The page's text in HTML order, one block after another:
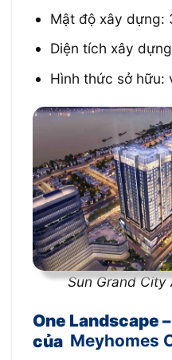
Mật độ xây dựng:
Diện tích xây
Hình thức sở hữu:
Sun Grand City
One Landscape
của Meyhomes